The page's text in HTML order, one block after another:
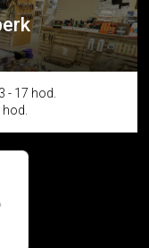
- 17 hod.